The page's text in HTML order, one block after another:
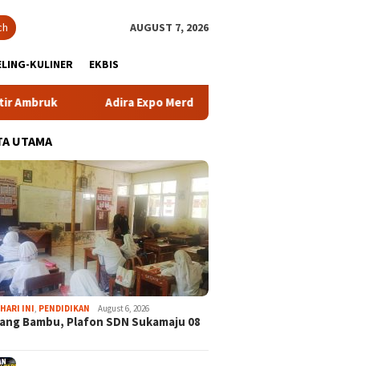
AUGUST 7, 2026
KULINER EKBIS
Adira Expo Merdeka Tawarkan Bunga 1,76 Persen
UTAMA
INI PENDIDIKAN August 6, 2026
Bambu, Plafon SDN Sukamaju 08